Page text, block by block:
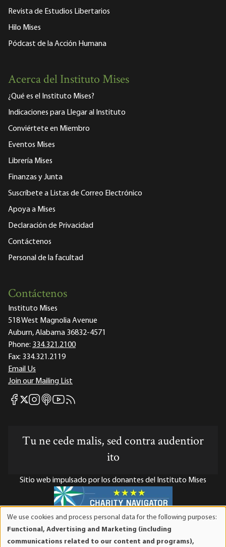
Revista de Estudios Libertarios
Hilo Mises
Pódcast de la Acción Humana
Acerca del Instituto Mises
¿Qué es el Instituto Mises?
Indicaciones para Llegar al Instituto
Conviértete en Miembro
Eventos Mises
Librería Mises
Finanzas y Junta
Suscríbete a Listas de Correo Electrónico
Apoya a Mises
Declaración de Privacidad
Contáctenos
Personal de la facultad
Contáctenos
Instituto Mises
518 West Magnolia Avenue
Auburn, Alabama 36832-4571
Phone: 334.321.2100
Fax: 334.321.2119
Email Us
Join our Mailing List
Mises Facebook
Mises X
Mises Instagram
Mises itunes
Mises Youtube
Mises RSS feed
Tu ne cede malis, sed contra audentior
ito
Sitio web impulsado por los donantes del Instituto Mises
El Instituto Mises es una organización sin fines de lucro 501(c)(3)
exenta de impuestos. Las contribuciones son deducibles de
We use cookies and process personal data for the following purposes:
Functional, Advertising and Marketing (including
communications related to our content and programs),